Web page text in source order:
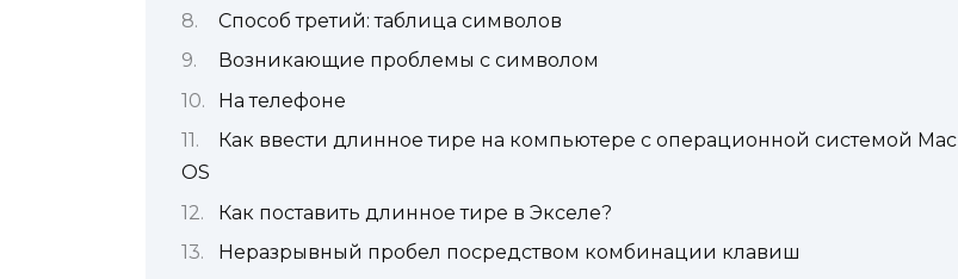
Способ третий: таблица символов
Возникающие проблемы с символом
На телефоне
Как ввести длинное тире на компьютере с операционной системой Mac
OS
Как поставить длинное тире в Экселе?
Неразрывный пробел посредством комбинации клавиш